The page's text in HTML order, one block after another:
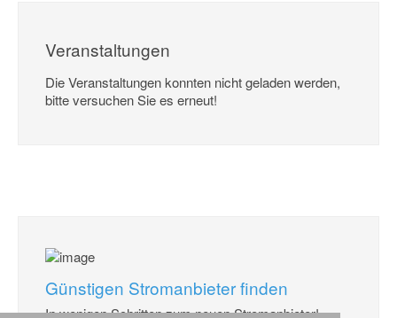
Veranstaltungen
Die Veranstaltungen konnten nicht geladen werden,
bitte versuchen Sie es erneut!
Günstigen Stromanbieter finden
In wenigen Schritten zum neuen Stromanbieter!